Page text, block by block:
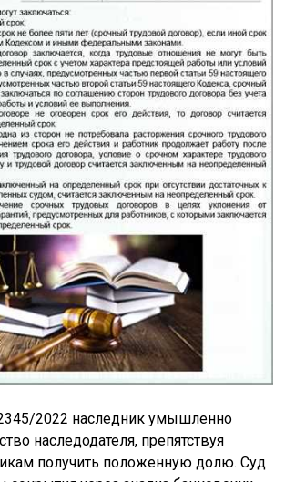
2022 наследник умышленно
наследодателя, препятствуя
получить положенную долю. Суд